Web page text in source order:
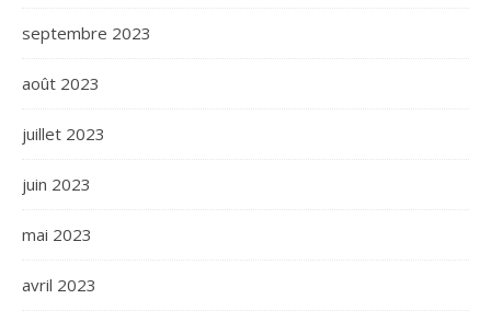
septembre 2023
août 2023
juillet 2023
juin 2023
mai 2023
avril 2023